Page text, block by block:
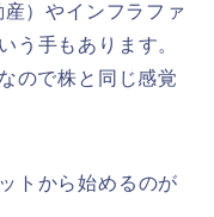
）やインフラファ
う手もあります。
ので株と同じ感覚
トから始めるのが